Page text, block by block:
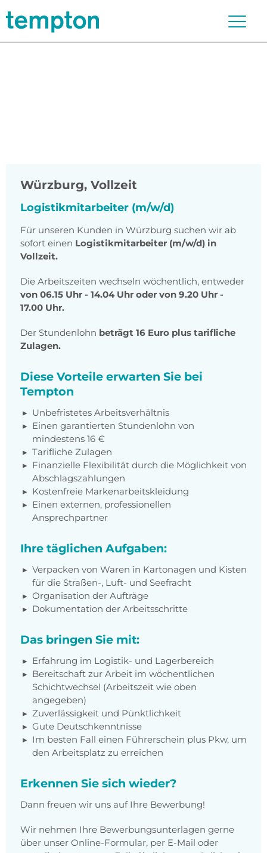
Würzburg, Vollzeit
Logistikmitarbeiter (m/w/d)
Für unseren Kunden in Würzburg suchen wir ab
sofort einen Logistikmitarbeiter (m/w/d) in
Vollzeit.
Die Arbeitszeiten wechseln wöchentlich, entweder
von 06.15 Uhr - 14.04 Uhr oder von 9.20 Uhr -
17.00 Uhr.
Der Stundenlohn beträgt 16 Euro plus tarifliche
Zulagen.
Diese Vorteile erwarten Sie bei
Tempton
Unbefristetes Arbeitsverhältnis
Einen garantierten Stundenlohn von
mindestens 16 €
Tarifliche Zulagen
Finanzielle Flexibilität durch die Möglichkeit von
Abschlagszahlungen
Kostenfreie Markenarbeitskleidung
Einen externen, professionellen
Ansprechpartner
Ihre täglichen Aufgaben:
Verpacken von Waren in Kartonagen und Kisten
für die Straßen-, Luft- und Seefracht
Organisation der Aufträge
Dokumentation der Arbeitsschritte
Das bringen Sie mit:
Erfahrung im Logistik- und Lagerbereich
Bereitschaft zur Arbeit im wöchentlichen
Schichtwechsel (Arbeitszeit wie oben
angegeben)
Zuverlässigkeit und Pünktlichkeit
Gute Deutschkenntnisse
Im besten Fall einen Führerschein plus Pkw, um
den Arbeitsplatz zu erreichen
Erkennen Sie sich wieder?
Dann freuen wir uns auf Ihre Bewerbung!
Wir nehmen Ihre Bewerbungsunterlagen gerne
über unser Online-Formular, per E-Mail oder